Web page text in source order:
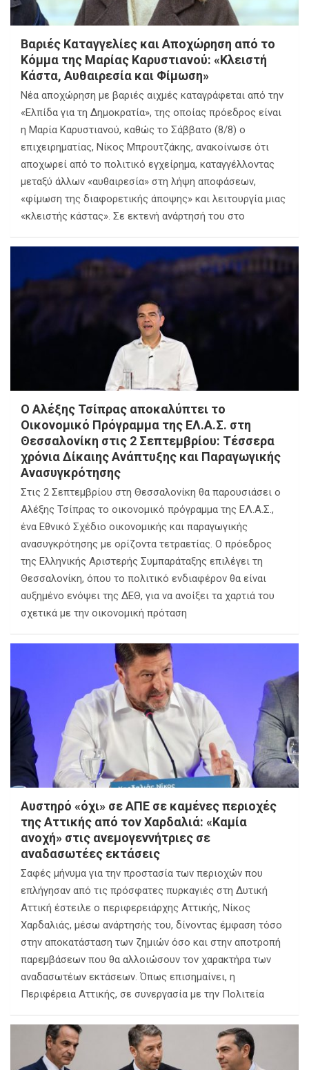
Βαριές Καταγγελίες και Αποχώρηση από το
Κόμμα της Μαρίας Καρυστιανού: «Κλειστή
Κάστα, Αυθαιρεσία και Φίμωση»
Νέα αποχώρηση με βαριές αιχμές καταγράφεται από την
«Ελπίδα για τη Δημοκρατία», της οποίας πρόεδρος είναι
η Μαρία Καρυστιανού, καθώς το Σάββατο (8/8) ο
επιχειρηματίας, Νίκος Μπρουτζάκης, ανακοίνωσε ότι
αποχωρεί από το πολιτικό εγχείρημα, καταγγέλλοντας
μεταξύ άλλων «αυθαιρεσία» στη λήψη αποφάσεων,
«φίμωση της διαφορετικής άποψης» και λειτουργία μιας
«κλειστής κάστας». Σε εκτενή ανάρτησή του στο
Ο Αλέξης Τσίπρας αποκαλύπτει το
Οικονομικό Πρόγραμμα της ΕΛ.Α.Σ. στη
Θεσσαλονίκη στις 2 Σεπτεμβρίου: Τέσσερα
χρόνια Δίκαιης Ανάπτυξης και Παραγωγικής
Ανασυγκρότησης
Στις 2 Σεπτεμβρίου στη Θεσσαλονίκη θα παρουσιάσει ο
Αλέξης Τσίπρας το οικονομικό πρόγραμμα της ΕΛ.Α.Σ.,
ένα Εθνικό Σχέδιο οικονομικής και παραγωγικής
ανασυγκρότησης με ορίζοντα τετραετίας. Ο πρόεδρος
της Ελληνικής Αριστερής Συμπαράταξης επιλέγει τη
Θεσσαλονίκη, όπου το πολιτικό ενδιαφέρον θα είναι
αυξημένο ενόψει της ΔΕΘ, για να ανοίξει τα χαρτιά του
σχετικά με την οικονομική πρόταση
Αυστηρό «όχι» σε ΑΠΕ σε καμένες περιοχές
της Αττικής από τον Χαρδαλιά: «Καμία
ανοχή» στις ανεμογεννήτριες σε
αναδασωτέες εκτάσεις
Σαφές μήνυμα για την προστασία των περιοχών που
επλήγησαν από τις πρόσφατες πυρκαγιές στη Δυτική
Αττική έστειλε ο περιφερειάρχης Αττικής, Νίκος
Χαρδαλιάς, μέσω ανάρτησής του, δίνοντας έμφαση τόσο
στην αποκατάσταση των ζημιών όσο και στην αποτροπή
παρεμβάσεων που θα αλλοιώσουν τον χαρακτήρα των
αναδασωτέων εκτάσεων. Όπως επισημαίνει, η
Περιφέρεια Αττικής, σε συνεργασία με την Πολιτεία